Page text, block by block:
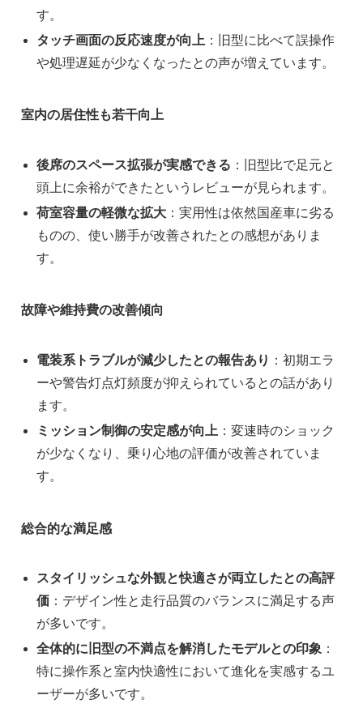
す。
タッチ画面の反応速度が向上 ：旧型に比べて誤操作
や処理遅延が少なくなったとの声が増えています。
室内の居住性も若干向上
後席のスペース拡張が実感できる ：旧型比で足元と
頭上に余裕ができたというレビューが見られます。
荷室容量の軽微な拡大 ：実用性は依然国産車に劣る
ものの、使い勝手が改善されたとの感想がありま
す。
故障や維持費の改善傾向
電装系トラブルが減少したとの報告あり ：初期エラ
ーや警告灯点灯頻度が抑えられているとの話があり
ます。
ミッション制御の安定感が向上 ：変速時のショック
が少なくなり、乗り心地の評価が改善されていま
す。
総合的な満足感
スタイリッシュな外観と快適さが両立したとの高評
価 ：デザイン性と走行品質のバランスに満足する声
が多いです。
全体的に旧型の不満点を解消したモデルとの印象 ：
特に操作系と室内快適性において進化を実感するユ
ーザーが多いです。